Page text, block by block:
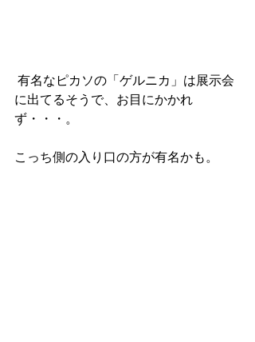
に出てるそうで、お目にかかれ
ず・・・。
こっち側の入り口の方が有名かも。